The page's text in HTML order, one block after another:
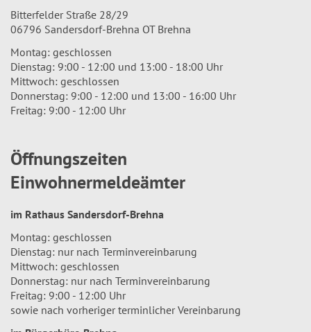
Bitterfelder Straße 28/29
06796 Sandersdorf-Brehna OT Brehna
Montag: geschlossen
Dienstag: 9:00 - 12:00 und 13:00 - 18:00 Uhr
Mittwoch: geschlossen
Donnerstag: 9:00 - 12:00 und 13:00 - 16:00 Uhr
Freitag: 9:00 - 12:00 Uhr
Öffnungszeiten
Einwohnermeldeämter
im Rathaus Sandersdorf-Brehna
Montag: geschlossen
Dienstag: nur nach Terminvereinbarung
Mittwoch: geschlossen
Donnerstag: nur nach Terminvereinbarung
Freitag: 9:00 - 12:00 Uhr
sowie nach vorheriger terminlicher Vereinbarung